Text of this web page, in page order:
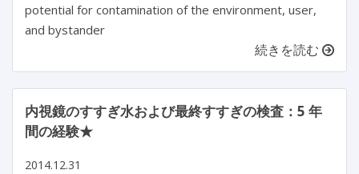
potential for contamination of the environment, user,
and bystander
続きを読む
内視鏡のすすぎ水および最終すすぎの検査：5 年
間の経験★
2014.12.31